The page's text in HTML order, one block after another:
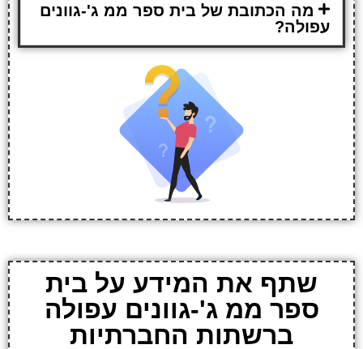
מה הכתובת של בית ספר ממ ג'-גוונים
עפולה?
שתף את המידע על בית
ספר ממ ג'-גוונים עפולה
ברשתות החברתיות